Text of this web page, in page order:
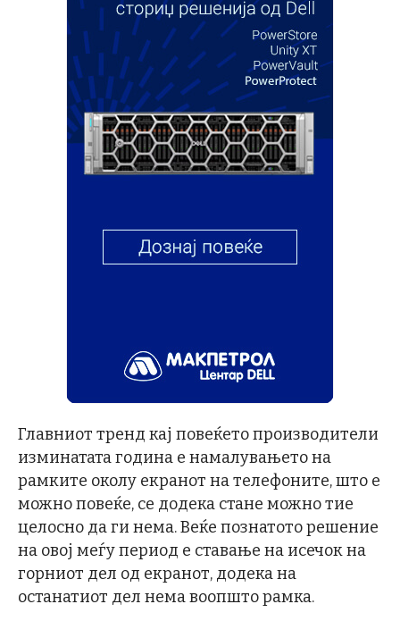
Главниот тренд кај повеќето производители
изминатата година е намалувањето на
рамките околу екранот на телефоните, што е
можно повеќе, се додека стане можно тие
целосно да ги нема. Веќе познатото решение
на овој меѓу период е ставање на исечок на
горниот дел од екранот, додека на
останатиот дел нема воопшто рамка.